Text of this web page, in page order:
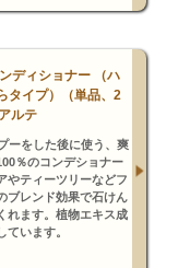
ディショナー （ハ
タイプ）（単品、2
ルテ
ーをした後に使う、爽
％のコンデショナー
やティーツリーなどフ
ブレンド効果で石けん
れます。植物エキス成
います。